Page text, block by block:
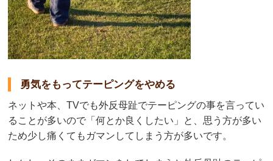
勇気をもってテーピングをやめる
ネットや本、TVでも外反母趾でテーピングの事を言ってい
ることが多いので「何とか良くしたい」と、思う方が多い
ため少し痛くてもガマンしてしまう方が多いです。